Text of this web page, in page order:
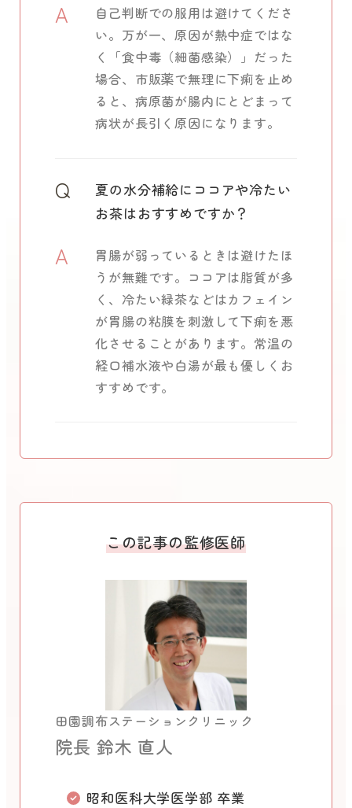
A
自己判断での服用は避けてくださ
い。万が一、原因が熱中症ではな
く「食中毒（細菌感染）」だった
場合、市販薬で無理に下痢を止め
ると、病原菌が腸内にとどまって
病状が長引く原因になります。
Q
夏の水分補給にココアや冷たい
お茶はおすすめですか？
A
胃腸が弱っているときは避けたほ
うが無難です。ココアは脂質が多
く、冷たい緑茶などはカフェイン
が胃腸の粘膜を刺激して下痢を悪
化させることがあります。常温の
経口補水液や白湯が最も優しくお
すすめです。
この記事の監修医師
田園調布ステーションクリニック
院長 鈴木 直人
昭和医科大学医学部 卒業